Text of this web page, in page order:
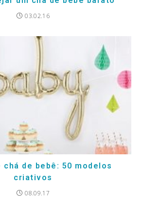
03.02.16
chá de bebê: 50 modelos
criativos
08.09.17